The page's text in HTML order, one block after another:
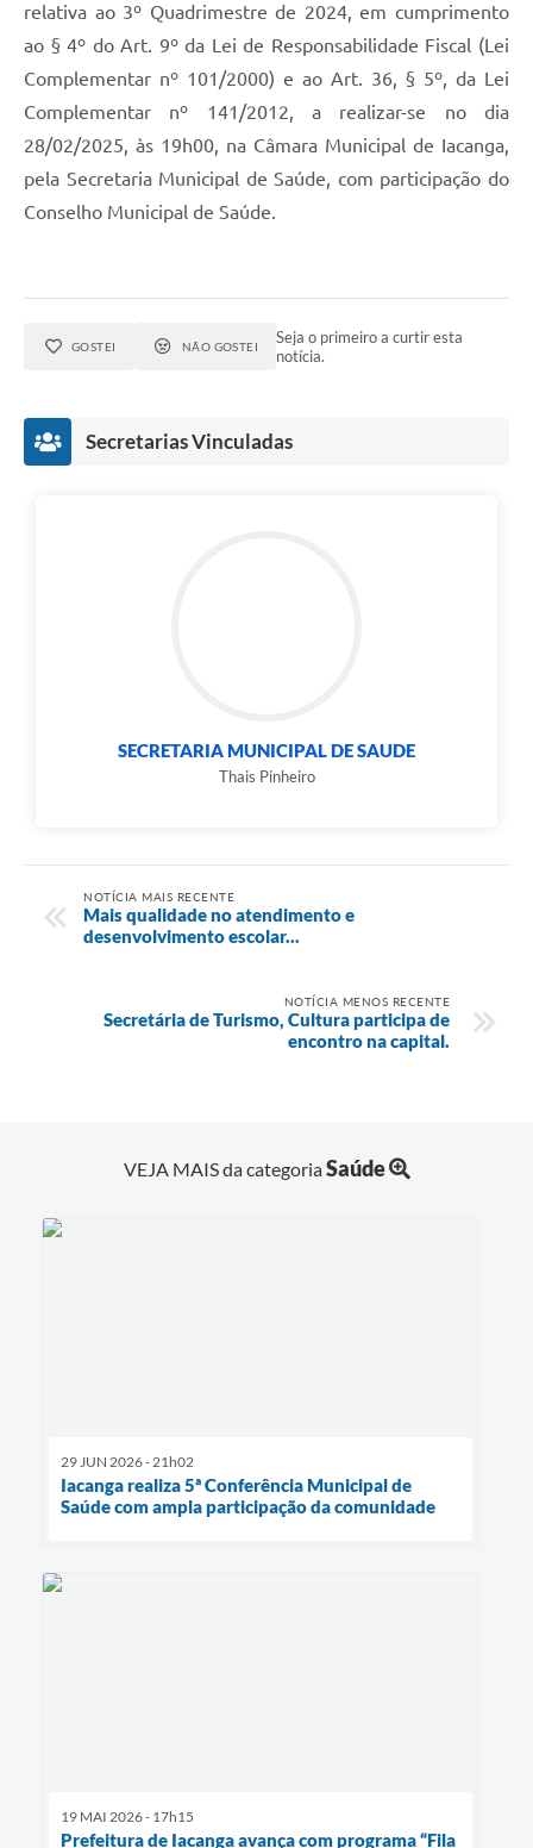
relativa ao 3º Quadrimestre de 2024, em cumprimento
ao § 4º do Art. 9º da Lei de Responsabilidade Fiscal (Lei
Complementar nº 101/2000) e ao Art. 36, § 5º, da Lei
Complementar nº 141/2012, a realizar-se no dia
28/02/2025, às 19h00, na Câmara Municipal de Iacanga,
pela Secretaria Municipal de Saúde, com participação do
Conselho Municipal de Saúde.
GOSTEI NÃO GOSTEI
Seja o primeiro a curtir esta
notícia.
Secretarias Vinculadas
SECRETARIA MUNICIPAL DE SAUDE
Thais Pinheiro
NOTÍCIA MAIS RECENTE
Mais qualidade no atendimento e
desenvolvimento escolar...
NOTÍCIA MENOS RECENTE
Secretária de Turismo, Cultura participa de
encontro na capital.
VEJA MAIS da categoriaSaúde
29 JUN 2026 - 21h02
Iacanga realiza 5ª Conferência Municipal de
Saúde com ampla participação da comunidade
19 MAI 2026 - 17h15
Prefeitura de Iacanga avança com programa “Fila